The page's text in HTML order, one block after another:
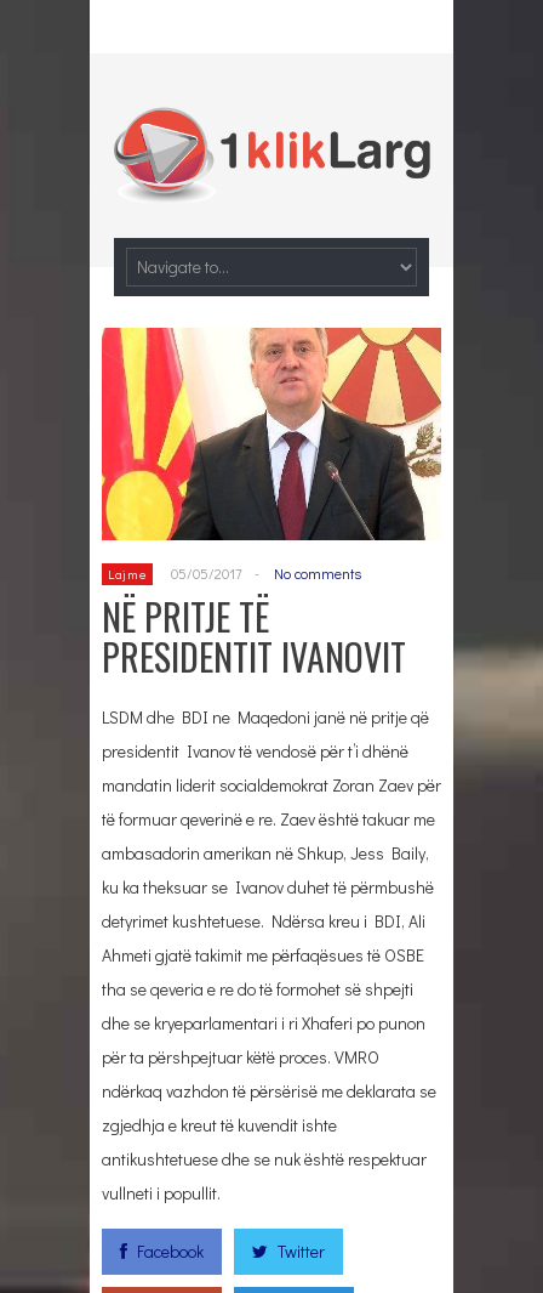
Lajme 05/05/2017 - No comments
NË PRITJE TË
PRESIDENTIT IVANOVIT
LSDM dhe BDI ne Maqedoni janë në pritje që
presidentit Ivanov të vendosë për t’i dhënë
mandatin liderit socialdemokrat Zoran Zaev për
të formuar qeverinë e re. Zaev është takuar me
ambasadorin amerikan në Shkup, Jess Baily,
ku ka theksuar se Ivanov duhet të përmbushë
detyrimet kushtetuese. Ndërsa kreu i BDI, Ali
Ahmeti gjatë takimit me përfaqësues të OSBE
tha se qeveria e re do të formohet së shpejti
dhe se kryeparlamentari i ri Xhaferi po punon
për ta përshpejtuar këtë proces. VMRO
ndërkaq vazhdon të përsërisë me deklarata se
zgjedhja e kreut të kuvendit ishte
antikushtetuese dhe se nuk është respektuar
vullneti i popullit.
Facebook Twitter